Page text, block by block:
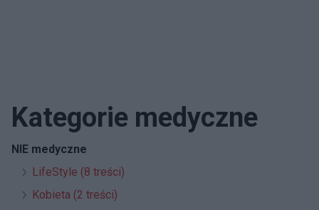
Kategorie medyczne
NIE medyczne
LifeStyle (8 treści)
Kobieta (2 treści)